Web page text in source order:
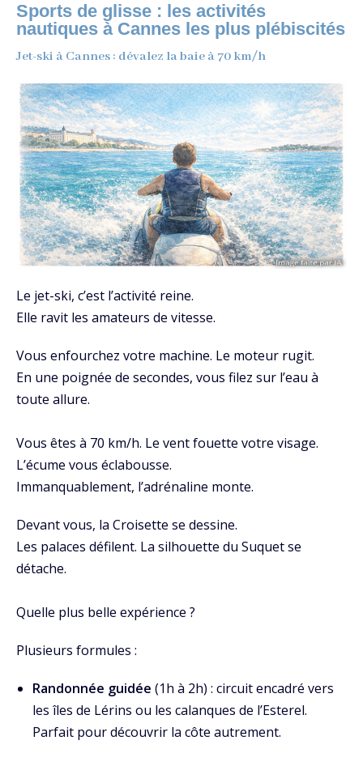
Sports de glisse : les activités
nautiques à Cannes les plus plébiscités
Jet-ski à Cannes : dévalez la baie à 70 km/h
Le jet-ski, c’est l’activité reine.
Elle ravit les amateurs de vitesse.
Vous enfourchez votre machine. Le moteur rugit.
En une poignée de secondes, vous filez sur l’eau à
toute allure.
Vous êtes à 70 km/h. Le vent fouette votre visage.
L’écume vous éclabousse.
Immanquablement, l’adrénaline monte.
Devant vous, la Croisette se dessine.
Les palaces défilent. La silhouette du Suquet se
détache.
Quelle plus belle expérience ?
Plusieurs formules :
Randonnée guidée (1h à 2h) : circuit encadré vers
les îles de Lérins ou les calanques de l’Esterel.
Parfait pour découvrir la côte autrement.